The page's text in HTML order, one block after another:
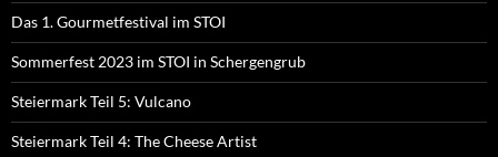
Das 1. Gourmetfestival im STOI
Sommerfest 2023 im STOI in Schergengrub
Steiermark Teil 5: Vulcano
Steiermark Teil 4: The Cheese Artist